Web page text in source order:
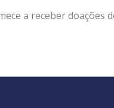
a receber doações